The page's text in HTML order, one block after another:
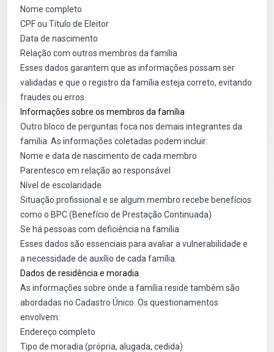
Nome completo
CPF ou Título de Eleitor
Data de nascimento
Relação com outros membros da família
Esses dados garantem que as informações possam ser
validadas e que o registro da família esteja correto, evitando
fraudes ou erros.
Informações sobre os membros da família
Outro bloco de perguntas foca nos demais integrantes da
família. As informações coletadas podem incluir:
Nome e data de nascimento de cada membro
Parentesco em relação ao responsável
Nível de escolaridade
Situação profissional e se algum membro recebe benefícios
como o BPC (Benefício de Prestação Continuada)
Se há pessoas com deficiência na família
Esses dados são essenciais para avaliar a vulnerabilidade e
a necessidade de auxílio de cada família.
Dados de residência e moradia
As informações sobre onde a família reside também são
abordadas no Cadastro Único. Os questionamentos
envolvem:
Endereço completo
Tipo de moradia (própria, alugada, cedida)